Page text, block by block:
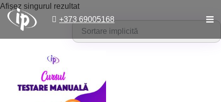
+373 69005168
Afișez singurul rezultat